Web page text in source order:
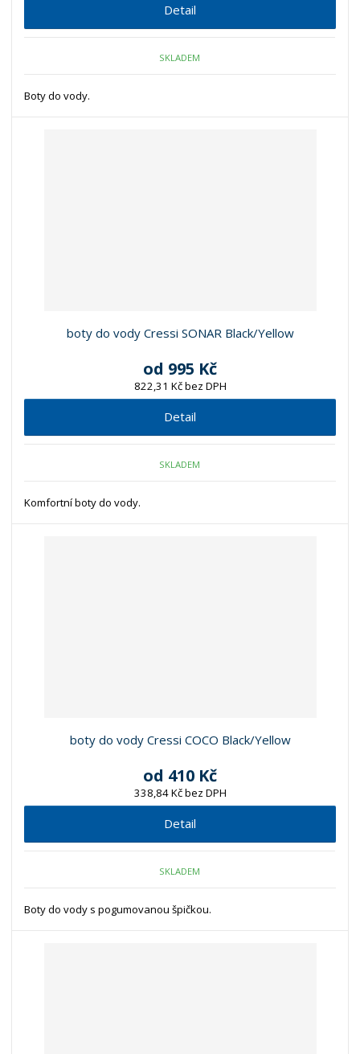
Detail
SKLADEM
Boty do vody.
boty do vody Cressi SONAR Black/Yellow
od 995 Kč
822,31 Kč bez DPH
Detail
SKLADEM
Komfortní boty do vody.
boty do vody Cressi COCO Black/Yellow
od 410 Kč
338,84 Kč bez DPH
Detail
SKLADEM
Boty do vody s pogumovanou špičkou.